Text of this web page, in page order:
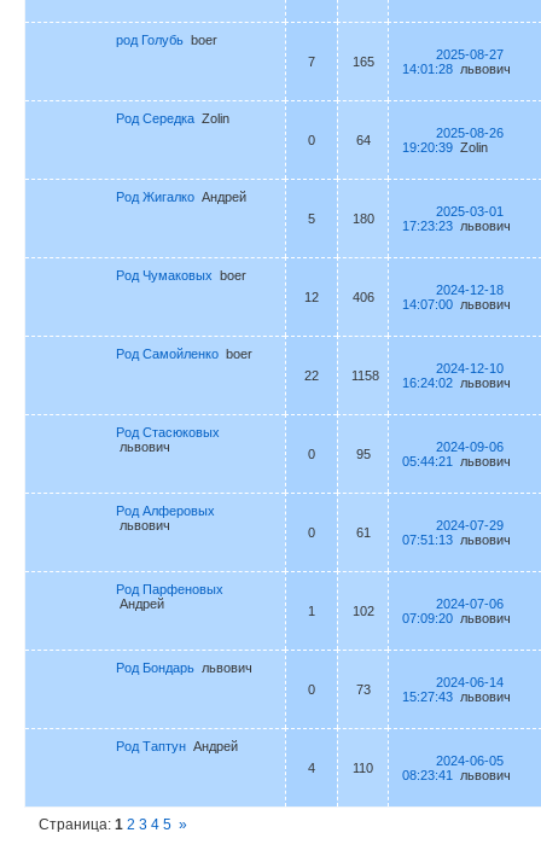
род Голубь boer
7
165
2025-08-27
14:01:28 львович
Род Середка Zolin
0
64
2025-08-26
19:20:39 Zolin
Род Жигалко Андрей
5
180
2025-03-01
17:23:23 львович
Род Чумаковых boer
12
406
2024-12-18
14:07:00 львович
Род Самойленко boer
22
1158
2024-12-10
16:24:02 львович
Род Стасюковых
львович
0 95
2024-09-06
05:44:21
львович
Род Алферовых
львович
0 61
2024-07-29
07:51:13 львович
Род Парфеновых
Андрей
1 102
2024-07-06
07:09:20 львович
Род Бондарь львович
0
73
2024-06-14
15:27:43 львович
Род Таптун Андрей
4
110
2024-06-05
08:23:41
львович
Страница:1 2 3 4 5 »